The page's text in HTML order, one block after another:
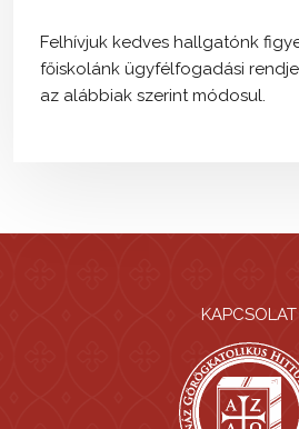
Felhívjuk kedves hallgatónk
főiskolánk ügyfélfogadási
az alábbiak szerint módosul.
KAPCSOLAT